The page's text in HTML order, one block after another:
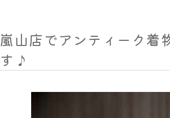
嵐山店でアンティーク着
す♪